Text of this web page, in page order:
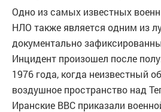
Одно из самых известных
НЛО также является одним из
документально
Инцидент произошел после
1976 года, когда неизвестный
воздушное пространство над
Иранские ВВС приказали